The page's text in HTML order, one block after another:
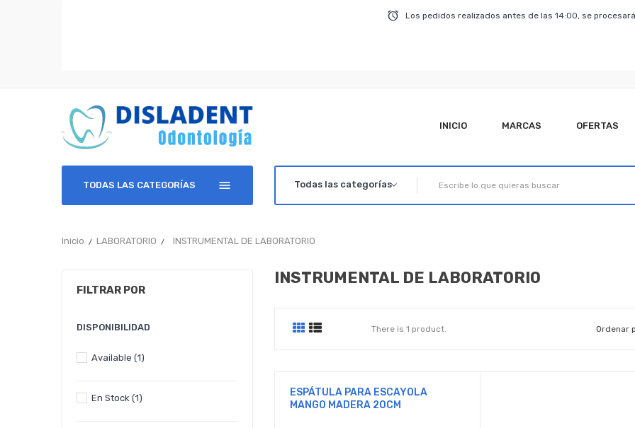
Los pedidos realizados antes de las 14:00, se
INICIO MARCAS OFERTAS
TODAS LAS CATEGORÍAS
Inicio LABORATORIO INSTRUMENTAL DE LABORATORIO
FILTRAR POR
DISPONIBILIDAD
Available (1)
En Stock (1)
INSTRUMENTAL DE LABORATORIO
There is 1 product. Ordenar
ESPÁTULA PARA ESCAYOLA
MANGO MADERA 20CM